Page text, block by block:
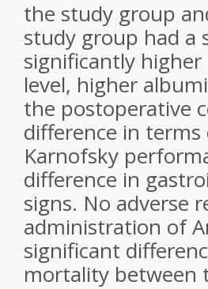
the study group
study group had a
significantly
level, higher
the postoperative
difference in
Karnofsky
difference in
signs. No adverse
administration of
significant
mortality between